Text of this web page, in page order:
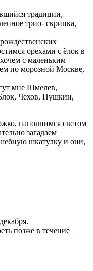
традиции,
трио- скрипка,
орехами с ёлок в
с маленьким
по морозной Москве,
мне Шмелев,
Чехов, Пушкин,
наполнимся светом
загадаем
шкатулку и они,
позже в течение